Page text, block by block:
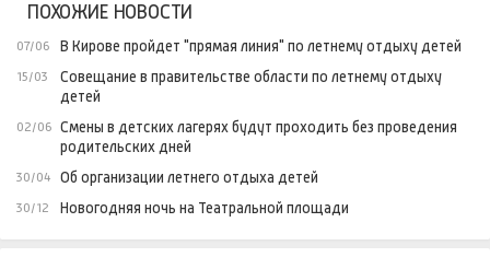
ПОХОЖИЕ НОВОСТИ
07/06 В Кирове пройдет "прямая линия" по летнему отдыху детей
15/03
Совещание в правительстве области по летнему отдыху
детей
02/06 Смены в детских лагерях будут проходить без проведения
родительских дней
30/04 Об организации летнего отдыха детей
30/12 Новогодняя ночь на Театральной площади